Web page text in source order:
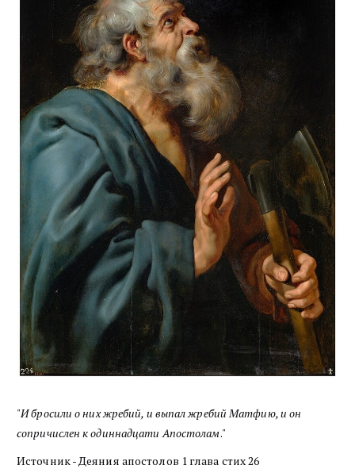
"И бросили о них жребий, и выпал жребий Матфию, и он
сопричислен к одиннадцати Апостолам."
Источник - Деяния апостолов 1 глава стих 26